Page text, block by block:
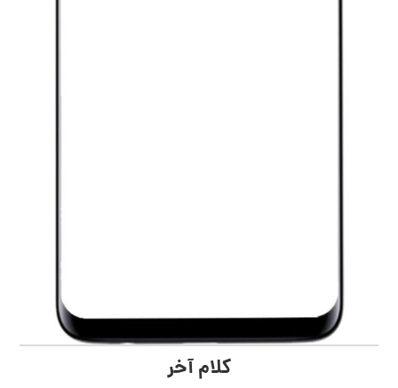
کلام آخر